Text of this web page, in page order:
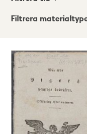
Visningsläge
Lista
Karta
Filtrera
träffar